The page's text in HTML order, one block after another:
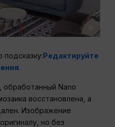
Редактируйте
.
обработанный Nano
восстановлена, а
Изображение
но без